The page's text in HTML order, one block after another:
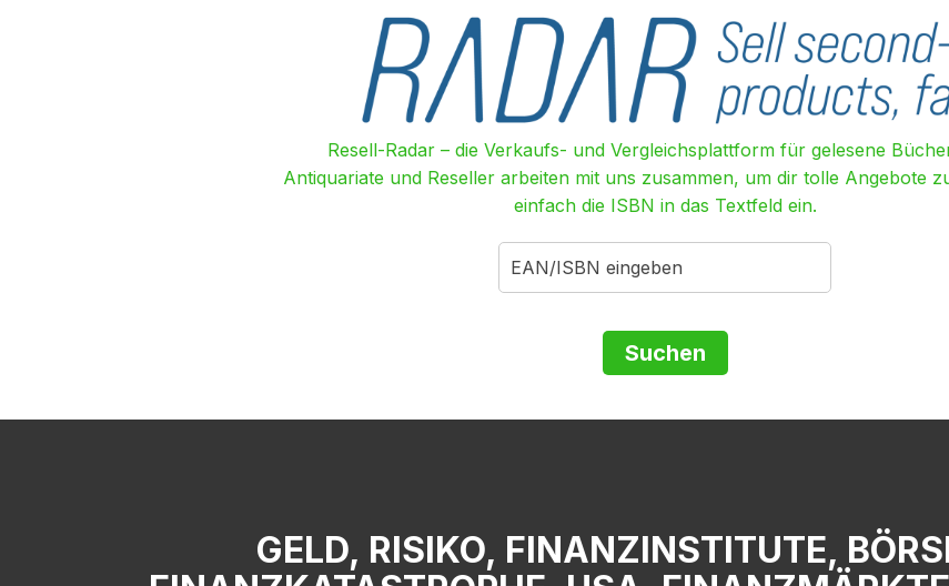
Resell-Radar – die Verkaufs- und Vergleichsplattform für gelesene
Antiquariate und Reseller arbeiten mit uns zusammen, um dir tolle Angebote
einfach die ISBN in das Textfeld ein.
GELD, RISIKO, FINANZINSTITUTE,